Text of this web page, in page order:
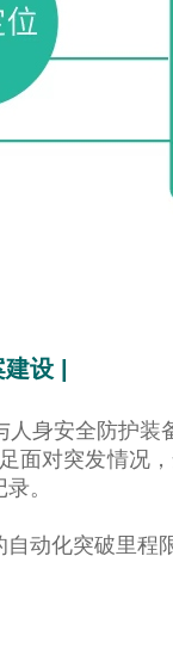
建设 |
身安全防护
对突发情况
。
动化突破里程